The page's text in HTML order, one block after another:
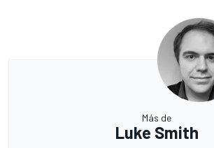
Más de
Luke Smith